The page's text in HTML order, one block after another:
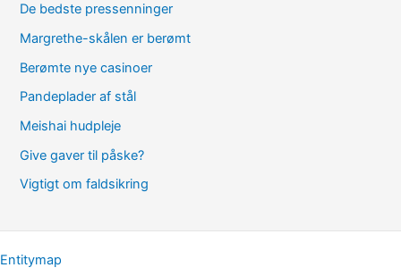
De bedste pressenninger
Margrethe-skålen er berømt
Berømte nye casinoer
Pandeplader af stål
Meishai hudpleje
Give gaver til påske?
Vigtigt om faldsikring
Entitymap